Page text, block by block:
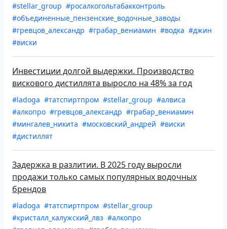
#stellar_group #росалкогольтабакконтроль
#объединенные_пензенские_водочные_заводы
#гревцов_александр #грабар_вениамин #водка #джин
#виски
Инвестиции долгой выдержки. Производство
вискового дистиллята выросло на 48% за год
#ladoga #татспиртпром #stellar_group #алвиса
#алкопро #гревцов_александр #грабар_вениамин
#мингалев_никита #московский_андрей #виски
#дистиллят
Задержка в разлитии. В 2025 году выросли
продажи только самых популярных водочных
брендов
#ladoga #татспиртпром #stellar_group
#кристалл_калужский_лвз #алкопро